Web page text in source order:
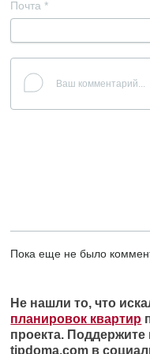
Почта *
Пока еще не было
Не нашли то, что
планировок квартир
проекта. Поддержите
tipdoma.com в